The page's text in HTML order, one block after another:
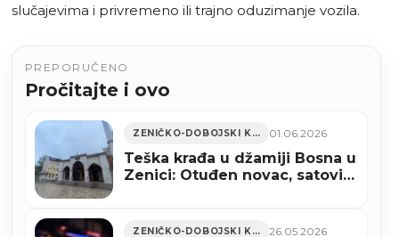
slučajevima i privremeno ili trajno oduzimanje vozila.
PREPORUČENO
Pročitajte i ovo
ZENIČKO-DOBOJSKI KANTON 01.06.2026
Teška krađa u džamiji Bosna u
Zenici: Otuđen novac, satovi i
ZENIČKO-DOBOJSKI KANTON 26.05.2026